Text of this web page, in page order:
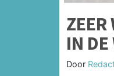
ZEER
IN DE
Door